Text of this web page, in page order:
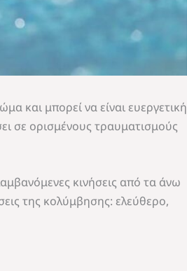
και μπορεί να είναι ευεργετική
σε ορισμένους τραυματισμούς
κινήσεις από τα άνω
της κολύμβησης: ελεύθερο,